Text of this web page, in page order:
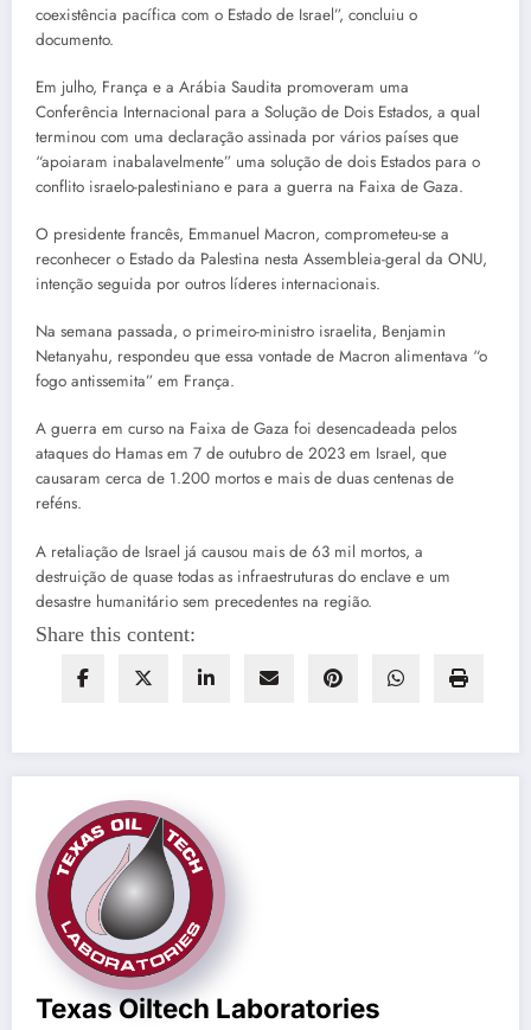
coexistência pacífica com o Estado de Israel”, concluiu o
documento.
Em julho, França e a Arábia Saudita promoveram uma
Conferência Internacional para a Solução de Dois Estados, a qual
terminou com uma declaração assinada por vários países que
“apoiaram inabalavelmente” uma solução de dois Estados para o
conflito israelo-palestiniano e para a guerra na Faixa de Gaza.
O presidente francês, Emmanuel Macron, comprometeu-se a
reconhecer o Estado da Palestina nesta Assembleia-geral da ONU,
intenção seguida por outros líderes internacionais.
Na semana passada, o primeiro-ministro israelita, Benjamin
Netanyahu, respondeu que essa vontade de Macron alimentava “o
fogo antissemita” em França.
A guerra em curso na Faixa de Gaza foi desencadeada pelos
ataques do Hamas em 7 de outubro de 2023 em Israel, que
causaram cerca de 1.200 mortos e mais de duas centenas de
reféns.
A retaliação de Israel já causou mais de 63 mil mortos, a
destruição de quase todas as infraestruturas do enclave e um
desastre humanitário sem precedentes na região.
Share this content:
Texas Oiltech Laboratories